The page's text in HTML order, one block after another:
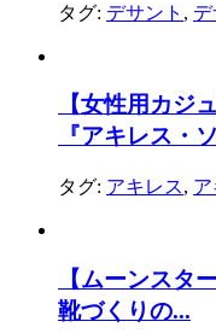
タグ: デサント ,
【女性用カ
『アキレス・
タグ: アキレス,
【ムーンスタ
靴づくりの...